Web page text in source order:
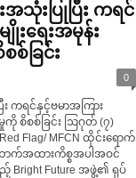
သုံးပြုပြီး ကရင်
းရေးအမုန်း
စ်ခြင်း
0
ကရင်နှင့်ဗမာအကြား
မှုကို စိစစ်ခြင်း ဩဂုတ် (၇)
Flag/ MFCN ထိုင်းရောက်
ောက်အထားကိစ္စအပါအဝင်
Bright Future အဖွဲ့၏ ရုပ်